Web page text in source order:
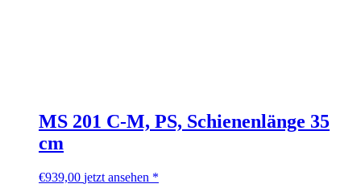
MS 201 C-M, PS, Schienenlänge 35
cm
€939,00 jetzt ansehen *